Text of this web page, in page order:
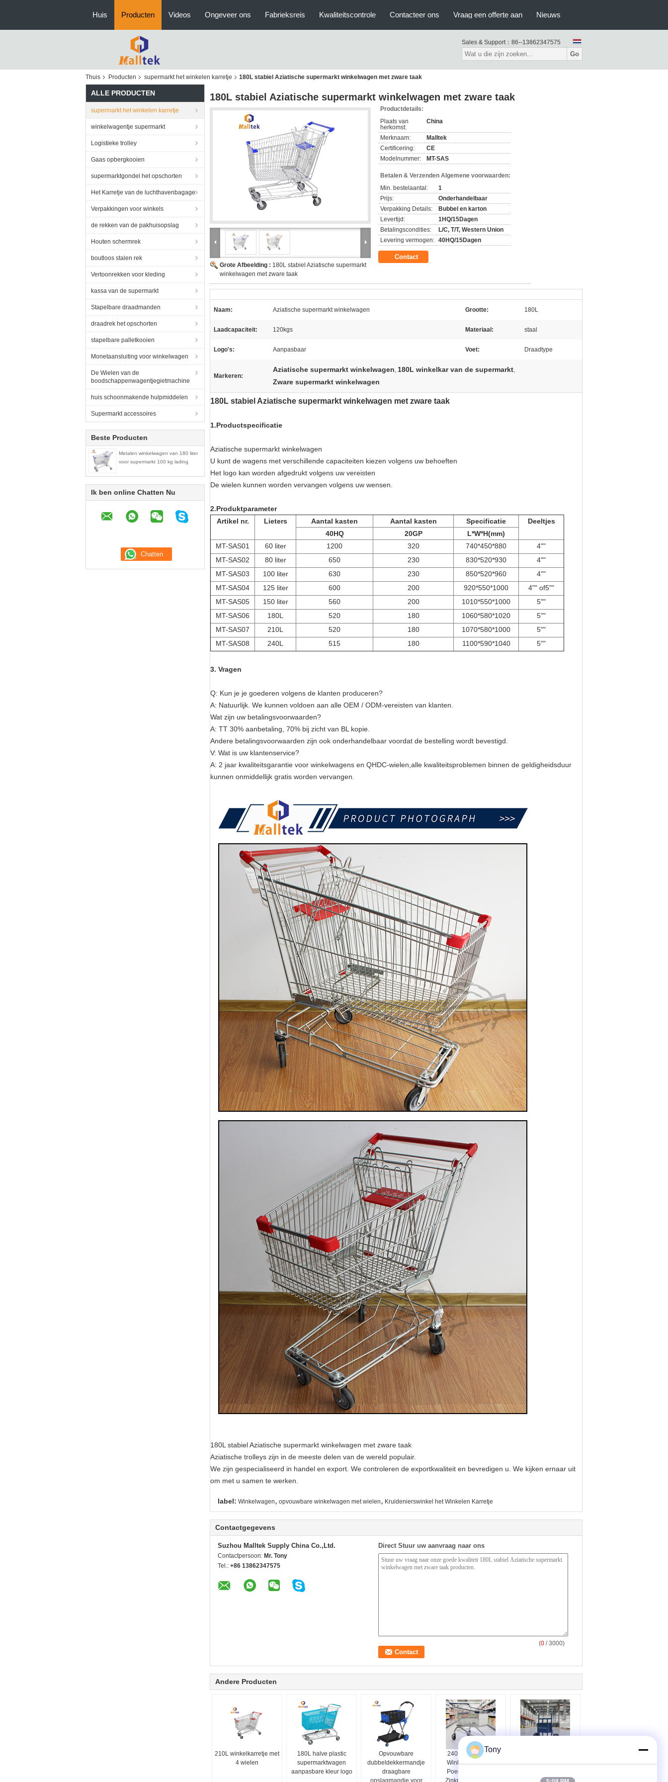
Huis Producten Videos Ongeveer ons Fabrieksreis Kwaliteitscontrole Contacteer ons Vraag een offerte aan Nieuws
Sales & Support： 86--13862347575
Go
Thuis Producten supermarkt het winkelen karretje 180L stabiel Aziatische supermarkt winkelwagen met zware taak
ALLE PRODUCTEN
supermarkt het winkelen karretje
winkelwagentje supermarkt
Logistieke trolley
Gaas opbergkooien
supermarktgondel het opschorten
Het Karretje van de luchthavenbagage
Verpakkingen voor winkels
de rekken van de pakhuisopslag
Houten schermrek
boutloos stalen rek
Vertoonrekken voor kleding
kassa van de supermarkt
Stapelbare draadmanden
draadrek het opschorten
stapelbare palletkooien
Monetaansluiting voor winkelwagen
De Wielen van de
boodschappenwagentjegietmachine
huis schoonmakende hulpmiddelen
Supermarkt accessoires
Beste Producten
Metalen winkelwagen van 180 liter
voor supermarkt 100 kg lading
Ik ben online Chatten Nu
180L stabiel Aziatische supermarkt winkelwagen met zware taak
Grote Afbeelding : 180L stabiel Aziatische supermarkt
winkelwagen met zware taak
Productdetails:
Plaats van
herkomst:
China
Merknaam:
Malltek
Certificering:
CE
Modelnummer:
MT-SAS
Betalen & Verzenden Algemene voorwaarden:
Min. bestelaantal:
1
Prijs:
Onderhandelbaar
Verpakking Details:
Bubbel en karton
Levertijd:
1HQ/15Dagen
Betalingscondities:
L/C, T/T, Western Union
Levering vermogen: 40HQ/15Dagen
Contact
Naam: Aziatische supermarkt winkelwagen Grootte: 180L
Laadcapaciteit: 120kgs Materiaal: staal
Logo's: Aanpasbaar Voet: Draadtype
Markeren:
Aziatische supermarkt winkelwagen, 180L winkelkar van de supermarkt,
Zware supermarkt winkelwagen
180L stabiel Aziatische supermarkt winkelwagen met zware taak
1.Productspecificatie
Aziatische supermarkt winkelwagen
U kunt de wagens met verschillende capaciteiten kiezen volgens uw behoeften
Het logo kan worden afgedrukt volgens uw vereisten
De wielen kunnen worden vervangen volgens uw wensen.
2.Produktparameter
Artikel nr.
Lieters Aantal kasten Aantal kasten Specificatie
Deeltjes
40HQ
20GP
L*W*H(mm)
MT-SAS01
60 liter 1200 320 740*450*880 4""
MT-SAS02
80 liter 650 230 830*520*930 4""
MT-SAS03
100 liter 630 230 850*520*960 4""
MT-SAS04
125 liter 600 200 920*550*1000 4"" of5""
MT-SAS05
150 liter 560 200 1010*550*1000 5""
MT-SAS06
180L 520 180 1060*580*1020 5""
MT-SAS07
210L 520 180 1070*580*1000 5""
MT-SAS08
240L 515 180 1100*590*1040 5""
3. Vragen
Q: Kun je je goederen volgens de klanten produceren?
A: Natuurlijk. We kunnen voldoen aan alle OEM / ODM-vereisten van klanten.
Wat zijn uw betalingsvoorwaarden?
A: TT 30% aanbetaling, 70% bij zicht van BL kopie.
Andere betalingsvoorwaarden zijn ook onderhandelbaar voordat de bestelling wordt bevestigd.
V: Wat is uw klantenservice?
A: 2 jaar kwaliteitsgarantie voor winkelwagens en QHDC-wielen,alle kwaliteitsproblemen binnen de geldigheidsduur
kunnen onmiddellijk gratis worden vervangen.
180L stabiel Aziatische supermarkt winkelwagen met zware taak
Aziatische trolleys zijn in de meeste delen van de wereld populair.
We zijn gespecialiseerd in handel en export. We controleren de exportkwaliteit en bevredigen u. We kijken ernaar uit
om met u samen te werken.
label: Winkelwagen, opvouwbare winkelwagen met wielen, Kruidenierswinkel het Winkelen Karretje
Contactgegevens
Suzhou Malltek Supply China Co.,Ltd.
Contactpersoon: Mr. Tony
Tel.: +86 13862347575
Direct Stuur uw aanvraag naar ons
(0 / 3000)
Andere Producten
210L winkelkarretje met
4 wielen
180L halve plastic
supermarktwagen
aanpasbare kleur logo
Opvouwbare
dubbeldekkermandje
draagbare
opslagmandje voor
240L Supermarkt
Winkelwagen met
Poedercoating en
Zinkpoedercoating
steekwagen met een
ideaal voor
Tony